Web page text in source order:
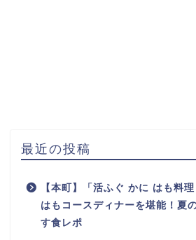
最近の投稿
【本町】「活ふぐ かに はも料
はもコースディナーを堪能！夏
す食レポ